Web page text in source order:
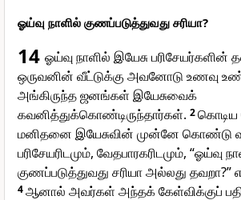
ஓய்வு நாளில் குணப்படுத்துவது சரியா?
14 ஓய்வு நாளில் இயேசு
ஒருவனின் வீட்டுக்கு அவனோடு உணவு
அங்கிருந்த ஜனங்கள் இயேசுவைக்
கவனித்துக்கொண்டிருந்தார்கள். 2
மனிதனை இயேசுவின் முன்னே கொண்டு
பரிசேயரிடமும், வேதபாரகரிடமும், “ஓய்வு
குணப்படுத்துவது சரியா அல்லது தவறா?”
4ஆனால் அவர்கள் அந்தக் கேள்விக்குப்